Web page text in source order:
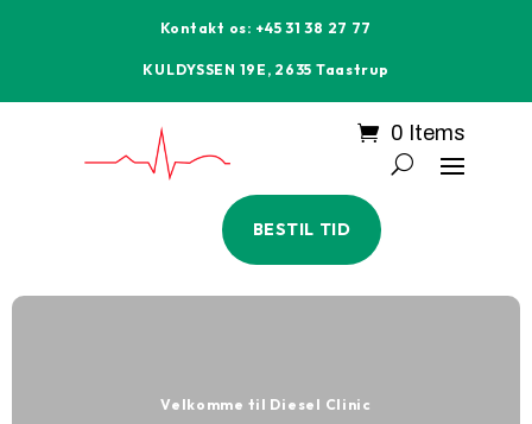
Kontakt os: +45 31 38 27 77
KULDYSSEN 19E, 2635 Taastrup
0 Items
BESTIL TID
Velkomme til Diesel Clinic